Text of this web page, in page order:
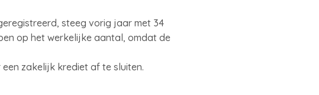
steeg vorig jaar met 34
op het werkelijke aantal, omdat de
zakelijk krediet af te sluiten.